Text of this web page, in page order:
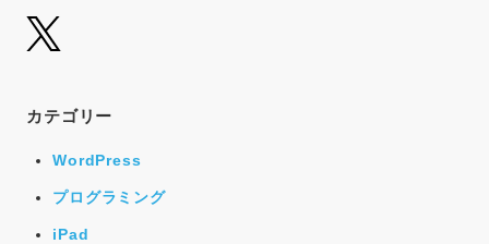
カテゴリー
WordPress
プログラミング
iPad